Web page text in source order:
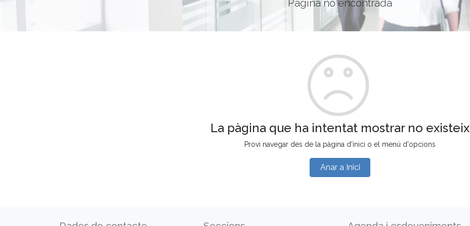
Pàgina no encontrada
La pàgina que ha intentat mostrar no existeix
Provi navegar des de la pàgina d'inici o el menú d'opcions
Anar a Inici